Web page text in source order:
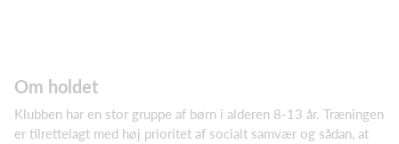
Om holdet
Klubben har en stor gruppe af børn i alderen 8-13 år. Træningen
er tilrettelagt med høj prioritet af socialt samvær og sådan, at